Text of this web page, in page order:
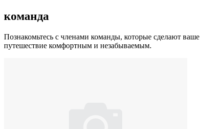
команда
Познакомьтесь с членами команды, которые сделают ваше
путешествие комфортным и незабываемым.